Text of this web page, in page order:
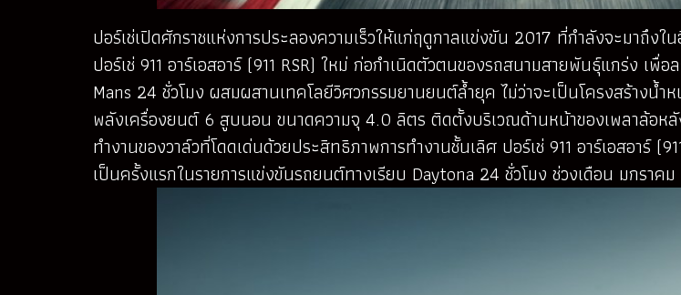
ปอร์เช่เปิดศักราชแห่งการประลองความเร็วให้แก่ฤดูกาลแข่งขัน 2017 ที่กำลังจะมาถึ
ปอร์เช่ 911 อาร์เอสอาร์ (911 RSR) ใหม่ ก่อกำเนิดตัวตนของรถสนามสายพันธุ์แกร่ง เ
Mans 24 ชั่วโมง ผสมผสานเทคโลยีวิศวกรรมยานยนต์ล้ำยุค ไม่ว่าจะเป็นโครงสร้าง
พลังเครื่องยนต์ 6 สูบนอน ขนาดความจุ 4.0 ลิตร ติดตั้งบริเวณด้านหน้าของเพลาล้อหลั
ทำงานของวาล์วที่โดดเด่นด้วยประสิทธิภาพการทำงานชั้นเลิศ ปอร์เช่ 911 อาร์เอสอาร์
เป็นครั้งแรกในรายการแข่งขันรถยนต์ทางเรียบ Daytona 24 ชั่วโมง ช่วงเดือน มกราค